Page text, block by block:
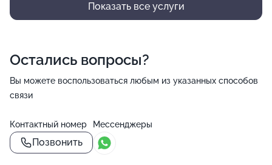
Показать все услуги
Остались вопросы?
Вы можете воспользоваться любым из указанных способов
связи
Контактный номер
Позвонить
Мессенджеры